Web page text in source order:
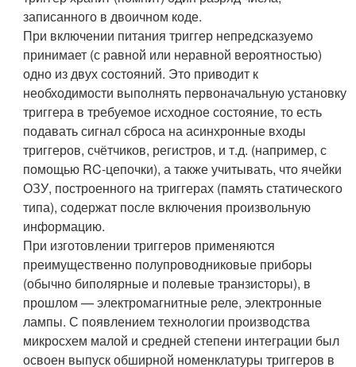
записанного в двоичном коде.
При включении питания триггер непредсказуемо
принимает (с равной или неравной вероятностью)
одно из двух состояний. Это приводит к
необходимости выполнять первоначальную установку
триггера в требуемое исходное состояние, то есть
подавать сигнал сброса на асинхронные входы
триггеров, счётчиков, регистров, и т.д. (например, с
помощью RC-цепочки), а также учитывать, что ячейки
ОЗУ, построенного на триггерах (память статического
типа), содержат после включения произвольную
информацию.
При изготовлении триггеров применяются
преимущественно полупроводниковые приборы
(обычно биполярные и полевые транзисторы), в
прошлом — электромагнитные реле, электронные
лампы. С появлением технологии производства
микросхем малой и средней степени интеграции был
освоен выпуск обширной номенклатуры триггеров в